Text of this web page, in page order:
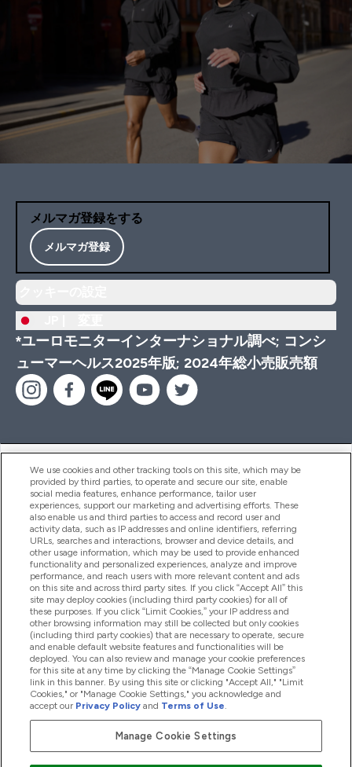
メルマガ登録をする
メルマガ登録
*ユーロモニターインターナショナル調べ; コンシ
ューマーヘルス2025年版; 2024年総小売販売額
ヘルプ＆ガイド
商品について
会社概要
特典＆ポイント
2026 The Hut.com Ltd
Pay with
We use cookies and other tracking tools on this site, which may be
provided by third parties, to operate and secure our site, enable
social media features, enhance performance, tailor user
experiences, support our marketing and advertising efforts. These
also enable us and third parties to access and record user and
activity data, such as IP addresses and online identifiers, referring
URLs, searches and interactions, browser and device details, and
other usage information, which may be used to provide enhanced
functionality and personalized experiences, analyze and improve
performance, and reach users with more relevant content and ads
on this site and across third party sites. If you click “Accept All” this
site may deploy cookies (including third party cookies) for all of
these purposes. If you click “Limit Cookies,” your IP address and
other browsing information may still be collected but only cookies
(including third party cookies) that are necessary to operate, secure
and enable default website features and functionalities will be
deployed. You can also review and manage your cookie preferences
for this site at any time by clicking the “Manage Cookie Settings”
link in this banner. By using this site or clicking "Accept All," "Limit
Cookies," or "Manage Cookie Settings," you acknowledge and
accept our Privacy Policy and Terms of Use.
Manage Cookie Settings